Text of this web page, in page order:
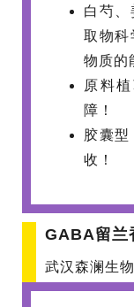
白芍、
取物科
物质的
原料
障！
胶囊型
收！
GABA留兰
武汉森澜生